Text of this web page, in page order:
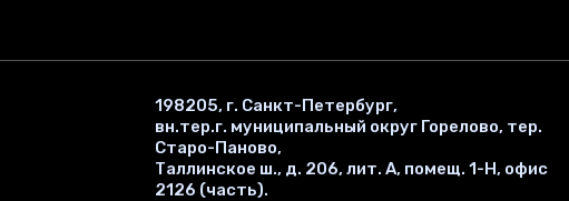
198205, г. Санкт-Петербург,
вн.тер.г. муниципальный округ Горелово, тер.
Старо-Паново,
Таллинское ш., д. 206, лит. А, помещ. 1-Н, офис
2126 (часть).